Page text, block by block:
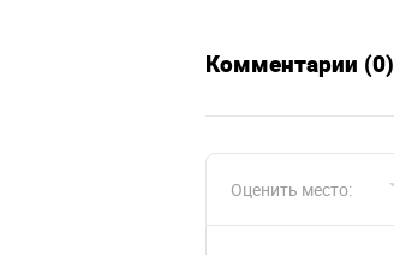
Комментарии (0)
Оценить место: